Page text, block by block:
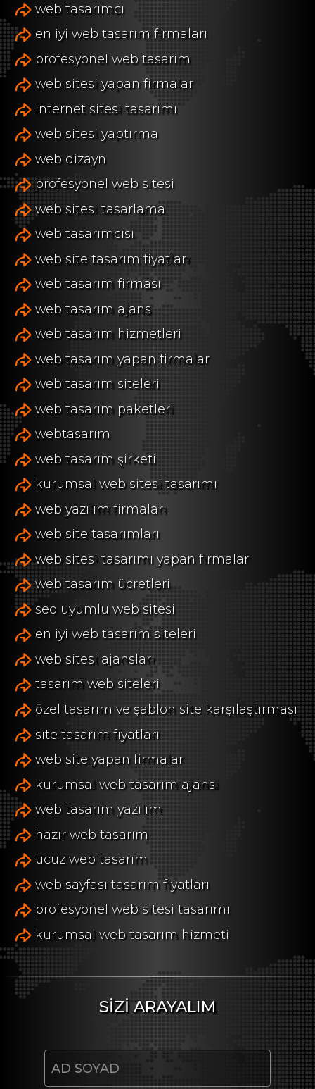
web tasarımcı
en iyi web tasarım firmaları
profesyonel web tasarım
web sitesi yapan firmalar
internet sitesi tasarımı
web sitesi yaptırma
web dizayn
profesyonel web sitesi
web sitesi tasarlama
web tasarımcısı
web site tasarım fiyatları
web tasarım firması
web tasarım ajans
web tasarım hizmetleri
web tasarım yapan firmalar
web tasarım siteleri
web tasarım paketleri
webtasarım
web tasarım şirketi
kurumsal web sitesi tasarımı
web yazılım firmaları
web site tasarımları
web sitesi tasarımı yapan firmalar
web tasarım ücretleri
seo uyumlu web sitesi
en iyi web tasarım siteleri
web sitesi ajansları
tasarım web siteleri
özel tasarım ve şablon site karşılaştırması
site tasarım fiyatları
web site yapan firmalar
kurumsal web tasarım ajansı
web tasarım yazılım
hazır web tasarım
ucuz web tasarım
web sayfası tasarım fiyatları
profesyonel web sitesi tasarımı
kurumsal web tasarım hizmeti
SİZİ ARAYALIM